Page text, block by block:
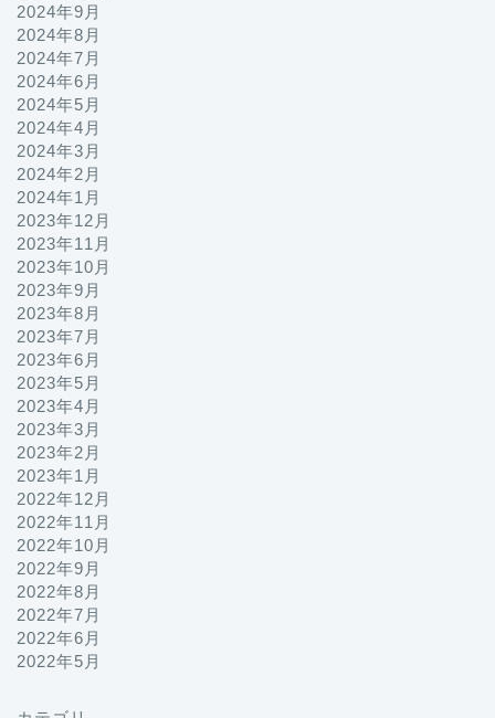
2024年9月
2024年8月
2024年7月
2024年6月
2024年5月
2024年4月
2024年3月
2024年2月
2024年1月
2023年12月
2023年11月
2023年10月
2023年9月
2023年8月
2023年7月
2023年6月
2023年5月
2023年4月
2023年3月
2023年2月
2023年1月
2022年12月
2022年11月
2022年10月
2022年9月
2022年8月
2022年7月
2022年6月
2022年5月